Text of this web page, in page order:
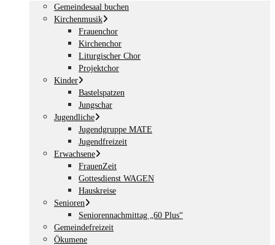
Gemeindesaal buchen
Kirchenmusik
Frauenchor
Kirchenchor
Liturgischer Chor
Projektchor
Kinder
Bastelspatzen
Jungschar
Jugendliche
Jugendgruppe MATE
Jugendfreizeit
Erwachsene
FrauenZeit
Gottesdienst WAGEN
Hauskreise
Senioren
Seniorennachmittag „60 Plus“
Gemeindefreizeit
Ökumene